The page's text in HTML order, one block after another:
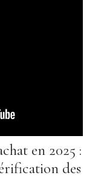
en 2025 :
des